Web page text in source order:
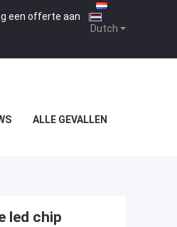
Dutch
een offerte aan |
ALLE GEVALLEN
led chip